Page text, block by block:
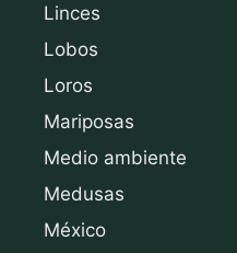
Linces
Lobos
Loros
Mariposas
Medio ambiente
Medusas
México